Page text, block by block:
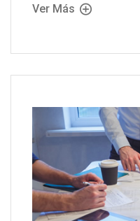
Ver Más